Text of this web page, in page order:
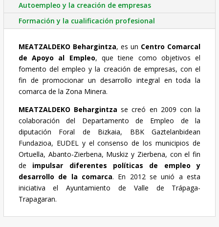
Autoempleo y la creación de empresas
Formación y la cualificación profesional
MEATZALDEKO Behargintza, es un Centro Comarcal
de Apoyo al Empleo, que tiene como objetivos el
fomento del empleo y la creación de empresas, con el
fin de promocionar un desarrollo integral en toda la
comarca de la Zona Minera.
MEATZALDEKO Behargintza se creó en 2009 con la
colaboración del Departamento de Empleo de la
diputación Foral de Bizkaia, BBK Gaztelanbidean
Fundazioa, EUDEL y el consenso de los municipios de
Ortuella, Abanto-Zierbena, Muskiz y Zierbena, con el fin
de impulsar diferentes políticas de empleo y
desarrollo de la comarca. En 2012 se unió a esta
iniciativa el Ayuntamiento de Valle de Trápaga-
Trapagaran.